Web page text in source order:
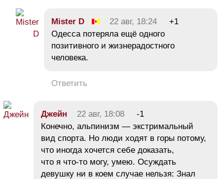
Mister D 22 авг, 18:24
+1
Одесса потеряла ещё одного
позитивного и жизнерадостного
человека.
Ответить
Джейн 22 авг, 18:08
-1
Конечно, альпинизм — экстримальный
вид спорта. Но люди ходят в горы потому,
что иногда хочется себе доказать,
что я что-то могу, умею. Осуждать
девушку ни в коем случае нельзя: Знал